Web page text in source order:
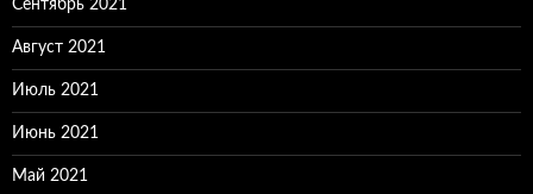
Сентябрь 2021
Август 2021
Июль 2021
Июнь 2021
Май 2021